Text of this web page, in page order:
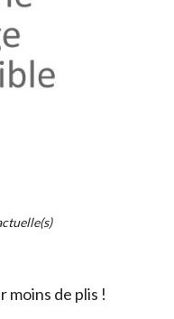
moins de plis !